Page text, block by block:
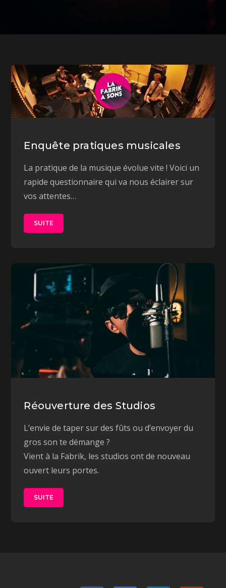
Enquête pratiques musicales
La pratique de la musique évolue vite ! Voici un
rapide questionnaire qui va nous éclairer sur
vos attentes…
SUITE
Réouverture des Studios
L’envie de taper sur des fûts ou d’envoyer du
gros son te démange ?
Vient à la Fabrik, les studios ont de nouveau
ouvert leurs portes.
SUITE